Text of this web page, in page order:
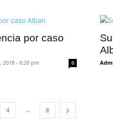
por caso
2018 - 6:20 pm 0
4 ... 8